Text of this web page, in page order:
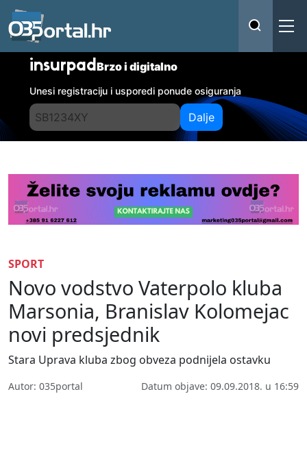
insurpadBrzo i digitalno
Unesi registraciju i usporedi ponude osiguranja
Dalje
SPORT
Novo vodstvo Vaterpolo kluba
Marsonia, Branislav Kolomejac
novi predsjednik
Stara Uprava kluba zbog obveza podnijela ostavku
Autor: 035portal Datum objave: 09.09.2018. u 16:59